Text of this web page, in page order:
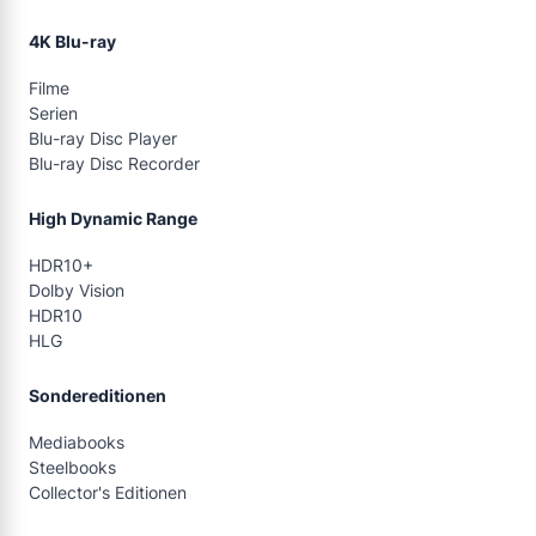
4K Blu-ray
Filme
Serien
Blu-ray Disc Player
Blu-ray Disc Recorder
High Dynamic Range
HDR10+
Dolby Vision
HDR10
HLG
Sondereditionen
Mediabooks
Steelbooks
Collector's Editionen